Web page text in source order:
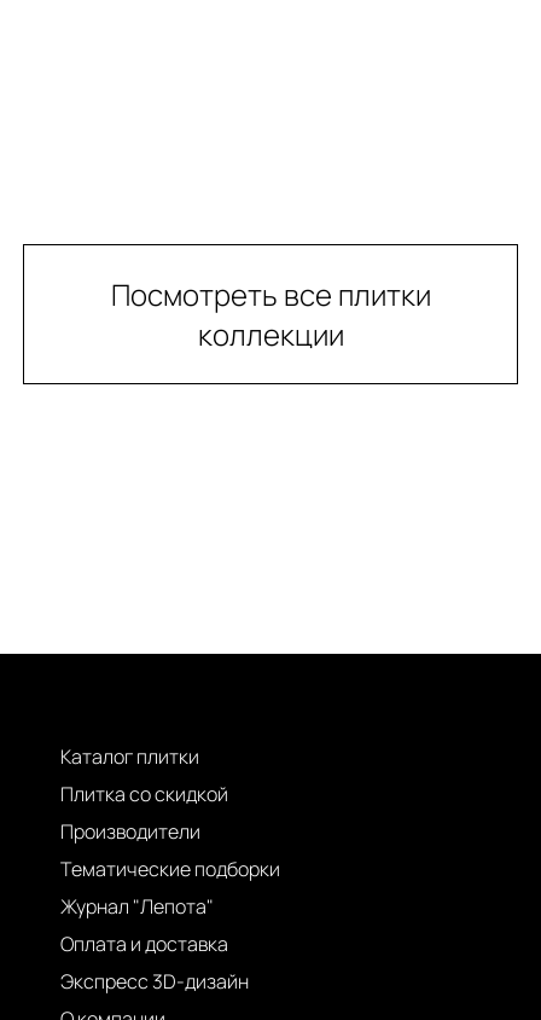
Посмотреть все плитки
коллекции
Каталог плитки
Плитка со скидкой
Производители
Тематические подборки
Журнал "Лепота"
Оплата и доставка
Экспресс 3D-дизайн